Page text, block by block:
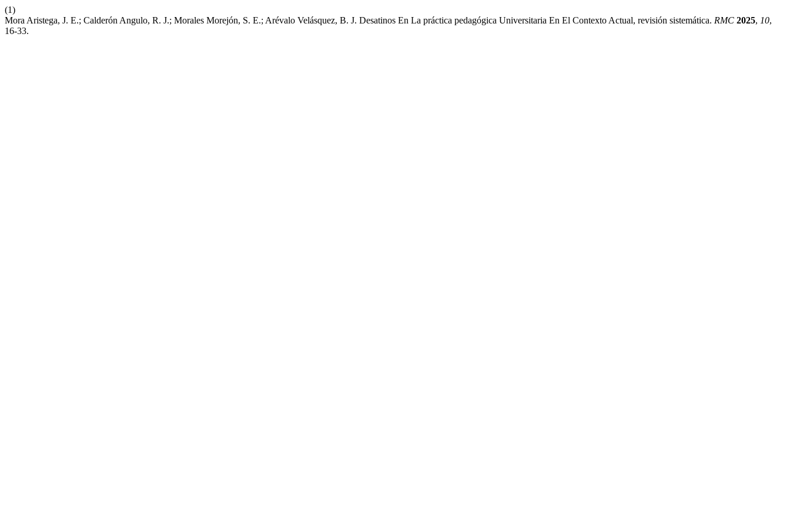
(1)
Mora Aristega, J. E.; Calderón Angulo, R. J.; Morales Morejón, S. E.; Arévalo Velásquez, B. J. Desatinos En La práctica pedagógica Universitaria En El Contexto Actual, revisión sistemática. RMC 2025, 10,
16-33.